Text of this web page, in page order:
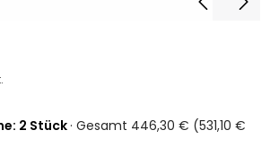
2 Stück · Gesamt 446,30 € (531,10 €